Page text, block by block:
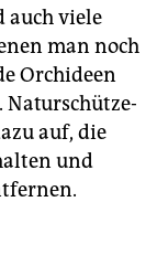
auch viele
man noch
Orchideen
Na­tur­schüt­ze­
auf, die
und